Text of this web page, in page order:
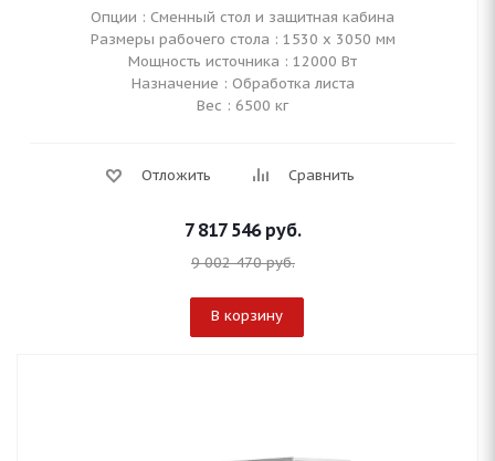
Опции : Сменный стол и защитная кабина
Размеры рабочего стола : 1530 х 3050 мм
Мощность источника : 12000 Вт
Назначение : Обработка листа
Вес : 6500 кг
Отложить Сравнить
7 817 546руб.
9 002 470руб.
В корзину